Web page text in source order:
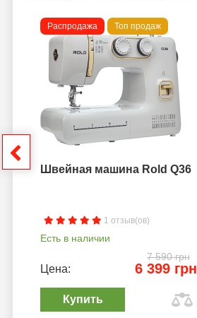
Распродажа Топ продаж
Швейная машина Rold Q36
1 отзыв(ов)
Есть в наличии
7 590 грн
Цена: 6 399 грн
Купить